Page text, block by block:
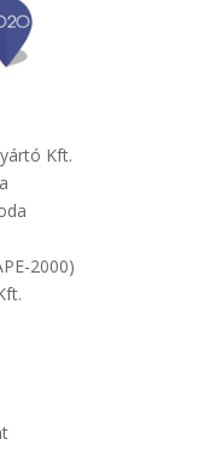
Kft.
2000)